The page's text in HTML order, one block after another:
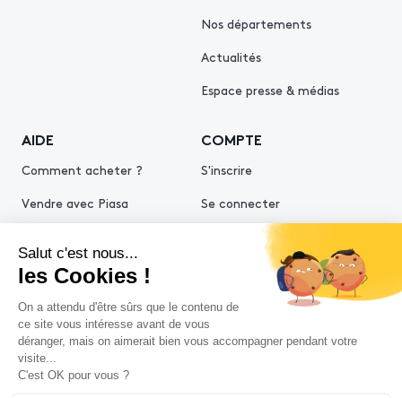
Nos départements
Actualités
Espace presse & médias
AIDE
Comment acheter ?
Vendre avec Piasa
COMPTE
S'inscrire
Se connecter